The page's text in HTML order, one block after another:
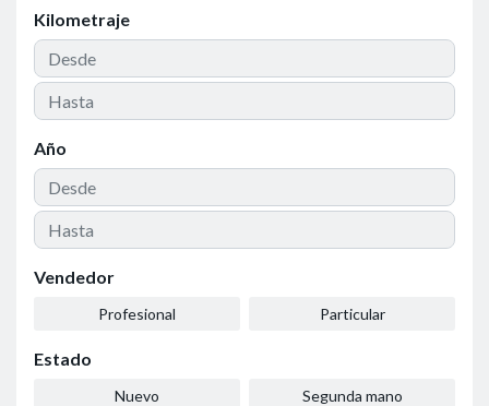
Kilometraje
Año
Vendedor
Profesional Particular
Estado
Nuevo Segunda mano